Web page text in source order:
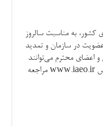
به مناسبت سالروز
سازمان (سوم تیرماه)، از تاریخ ۹۶/۳/۲۷ لغایت ۹۶/۴/۱۰ عضویت در سازمان و تمدید
و اعضای محترم می‌توانند
جهت بهره‌مندی از تخفیف به وب‌سایت خدمات الکترونیک به آدرس www.iaeo.ir مراجعه